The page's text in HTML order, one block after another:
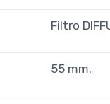
Filtro
55 mm.